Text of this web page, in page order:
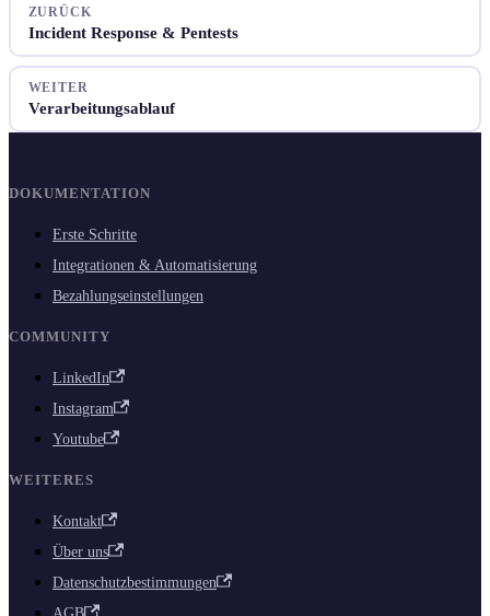
ZURÜCK
Incident Response & Pentests
WEITER
Verarbeitungsablauf
DOKUMENTATION
Erste Schritte
Integrationen & Automatisierung
Bezahlungseinstellungen
COMMUNITY
LinkedIn
Instagram
Youtube
WEITERES
Kontakt
Über uns
Datenschutzbestimmungen